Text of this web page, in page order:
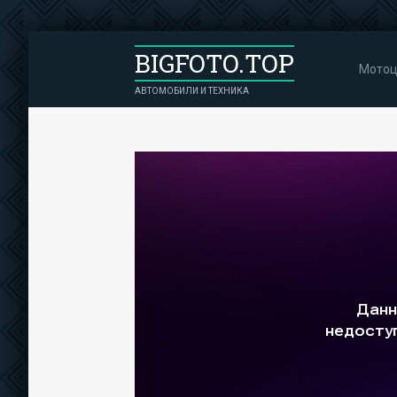
BIGFOTO.TOP
АВТОМОБИЛИ И ТЕХНИКА